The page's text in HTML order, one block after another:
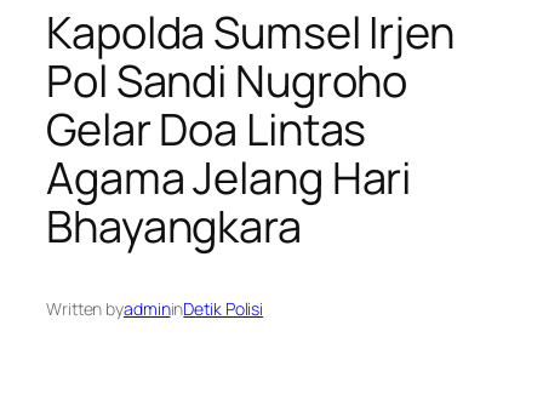
Kapolda Sumsel Irjen
Pol Sandi Nugroho
Gelar Doa Lintas
Agama Jelang Hari
Bhayangkara
Written byadmininDetik Polisi